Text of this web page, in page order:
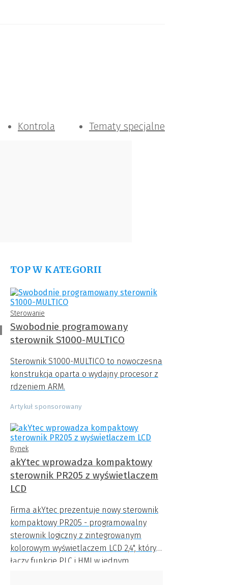
Kontrola Tematy specjalne
TOP W KATEGORII
Sterowanie
Swobodnie programowany
sterownik S1000-MULTICO
Sterownik S1000-MULTICO to nowoczesna
konstrukcja oparta o wydajny procesor z
rdzeniem ARM.
Artykuł sponsorowany
Rynek
akYtec wprowadza kompaktowy
sterownik PR205 z wyświetlaczem
LCD
Firma akYtec prezentuje nowy sterownik
kompaktowy PR205 - programowalny
sterownik logiczny z zintegrowanym
kolorowym wyświetlaczem LCD 2,4", który
łączy funkcje PLC i HMI w jednym